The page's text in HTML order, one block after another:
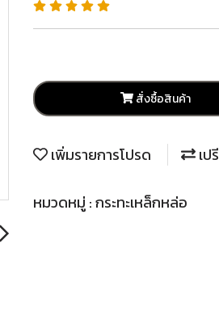
สั่งซื้อสินค้า
เพิ่มรายการโปรด เป
หมวดหมู่ :กระทะเหล็กหล่อ